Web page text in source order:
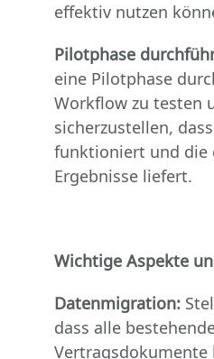
effektiv nutzen
Pilotphase
eine Pilotphase
Workflow zu testen
sicherzustellen,
funktioniert und die
Ergebnisse liefert.
Wichtige Aspekte
Datenmigration:
dass alle